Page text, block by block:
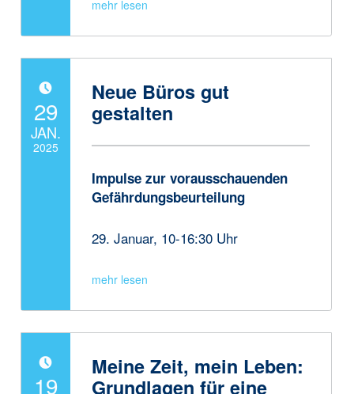
Neue Büros gut
gestalten
Impulse zur vorausschauenden
Gefährdungsbeurteilung
29. Januar, 10-16:30 Uhr
POSTED ON:29
JAN.
2025
Meine Zeit, mein Leben:
Grundlagen für eine
POSTED ON:19